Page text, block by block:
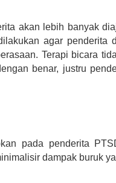
akan lebih banyak
agar penderita
Terapi bicara
benar, justru
pada penderita
dampak buruk